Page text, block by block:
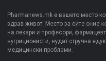
Pharmanews.mk е вашето место
здрав живот. Место за сите оние
на лекари и професори,
нутриционисти, нудат стручна
медицински проблеми.